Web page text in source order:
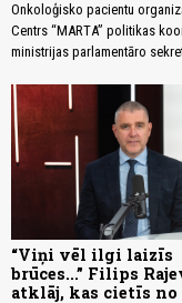
Onkoloģisko pacientu
Centrs “MARTA” politikas
ministrijas parlamentāro
“Viņi vēl ilgi laizīs
brūces...” Filips
atklāj, kas cietīs no